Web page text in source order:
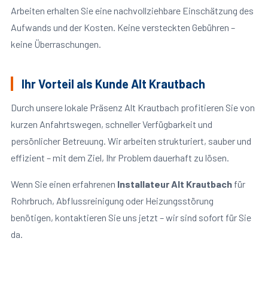
Arbeiten erhalten Sie eine nachvollziehbare Einschätzung des
Aufwands und der Kosten. Keine versteckten Gebühren –
keine Überraschungen.
Ihr Vorteil als Kunde Alt Krautbach
Durch unsere lokale Präsenz Alt Krautbach profitieren Sie von
kurzen Anfahrtswegen, schneller Verfügbarkeit und
persönlicher Betreuung. Wir arbeiten strukturiert, sauber und
effizient – mit dem Ziel, Ihr Problem dauerhaft zu lösen.
Wenn Sie einen erfahrenen Installateur Alt Krautbachfür
Rohrbruch, Abflussreinigung oder Heizungsstörung
benötigen, kontaktieren Sie uns jetzt – wir sind sofort für Sie
da.